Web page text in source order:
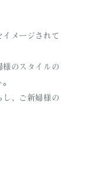
イメージされて
様のスタイルの
し、ご新婦様の